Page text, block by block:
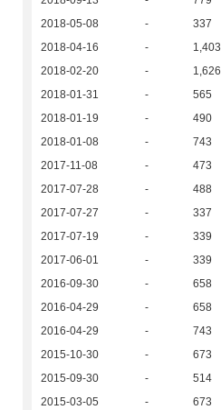
2018-05-08
- 337
2018-04-16
- 1,403
2018-02-20
- 1,626
2018-01-31
- 565
2018-01-19
- 490
2018-01-08
- 743
2017-11-08
- 473
2017-07-28
- 488
2017-07-27
- 337
2017-07-19
- 339
2017-06-01
- 339
2016-09-30
- 658
2016-04-29
- 658
2016-04-29
- 743
2015-10-30
- 673
2015-09-30
- 514
2015-03-05
- 673